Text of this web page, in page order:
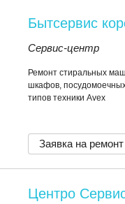
Бытсервис
Сервис-центр
Ремонт стиральных
шкафов,
типов техники Avex
Заявка на ремонт
Центро